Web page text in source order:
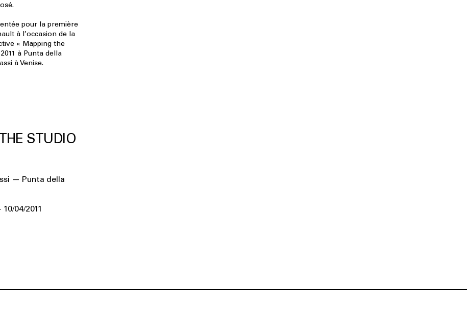
pour la première
à l’occasion de la
« Mapping the
à Punta della
à Venise.
STUDIO
— Punta della
10/04/2011